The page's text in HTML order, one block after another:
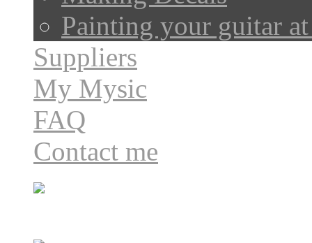
Painting your guitar
Suppliers
My Mysic
FAQ
Contact me